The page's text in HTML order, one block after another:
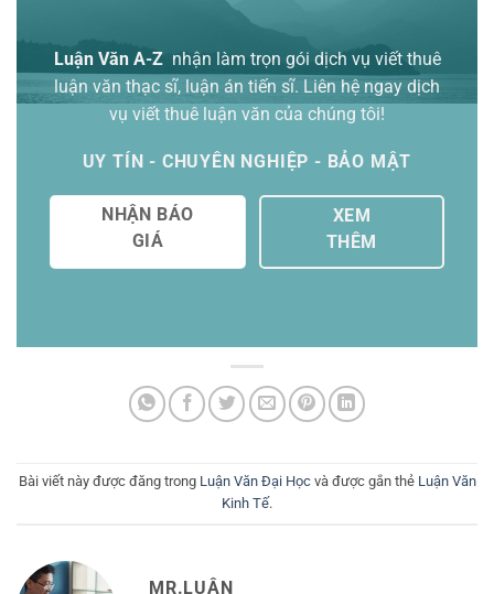
Luận Văn A-Z nhận làm trọn gói dịch vụ viết thuê
luận văn thạc sĩ, luận án tiến sĩ. Liên hệ ngay dịch
vụ viết thuê luận văn của chúng tôi!
UY TÍN - CHUYÊN NGHIỆP - BẢO MẬT
NHẬN BÁO
GIÁ
XEM
THÊM
Bài viết này được đăng trong Luận Văn Đại Họcvà được gắn thẻ Luận Văn
Kinh Tế.
MR.LUÂN